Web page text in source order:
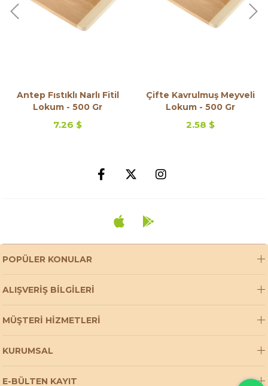
Antep Fıstıklı Narlı Fitil
Lokum - 500 Gr
7.26 $
Çifte Kavrulmuş Meyveli
Lokum - 500 Gr
2.58 $
POPÜLER KONULAR
ALIŞVERİŞ BİLGİLERİ
MÜŞTERİ HİZMETLERİ
KURUMSAL
E-BÜLTEN KAYIT